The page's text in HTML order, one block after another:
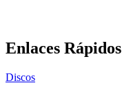
Enlaces Rápidos
Discos